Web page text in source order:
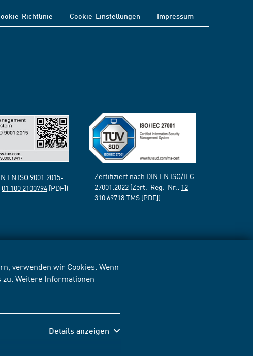
verwenden wir Cookies. Wenn
Weitere Informationen
Details anzeigen
Richtlinie Cookie-Einstellungen Impressum
EN ISO 9001:2015-
01 100 2100794 [PDF])
Zertifiziert nach DIN EN ISO/IEC
27001:2022 (Zert.-Reg.-Nr.: 12
310 69718 TMS [PDF])